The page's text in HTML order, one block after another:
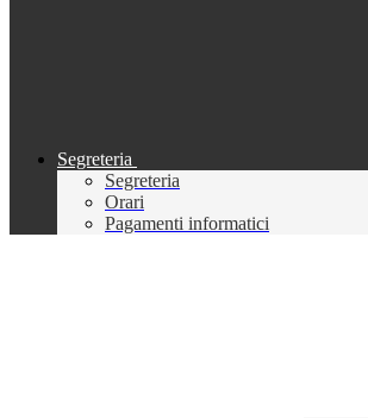
Segreteria
Segreteria
Orari
Pagamenti informatici